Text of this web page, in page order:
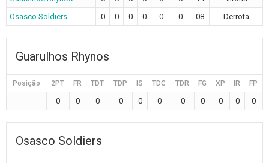
Osasco Soldiers
0 0 0 0 0 0 08 Derrota
Guarulhos Rhynos
Posição 2PT FR TDT TDP IS TDC TDR FG XP IR FP
0 0 0 0 0 0 0 0 0 0 0
Osasco Soldiers